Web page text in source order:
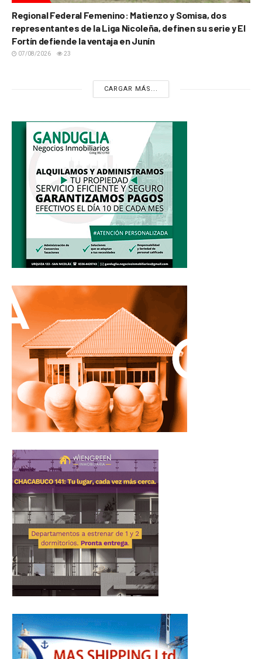
Regional Federal Femenino: Matienzo y Somisa, dos
representantes de la Liga Nicoleña, definen su serie y El
Fortín defiende la ventaja en Junín
07/08/2026 23
CARGAR MÁS...